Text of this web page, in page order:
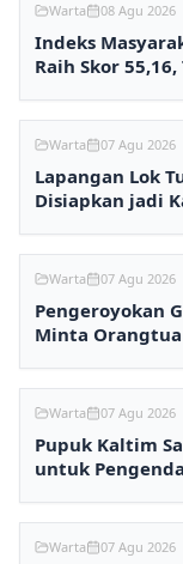
Warta 08 Agu 2026
Indeks
Raih Skor
Warta 07 Agu 2026
Lapangan Lok
Disiapkan jadi
Warta 07 Agu 2026
Pengeroyokan
Minta
Warta 07 Agu 2026
Pupuk Kaltim
untuk
Warta 07 Agu 2026